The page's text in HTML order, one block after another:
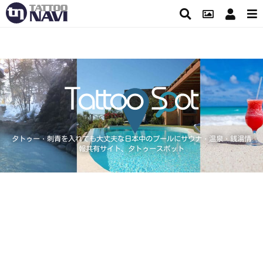
タトゥー・刺青を入れても大丈夫な日本中のプールにサウナ・温泉・銭湯情
報共有サイト、タトゥースポット